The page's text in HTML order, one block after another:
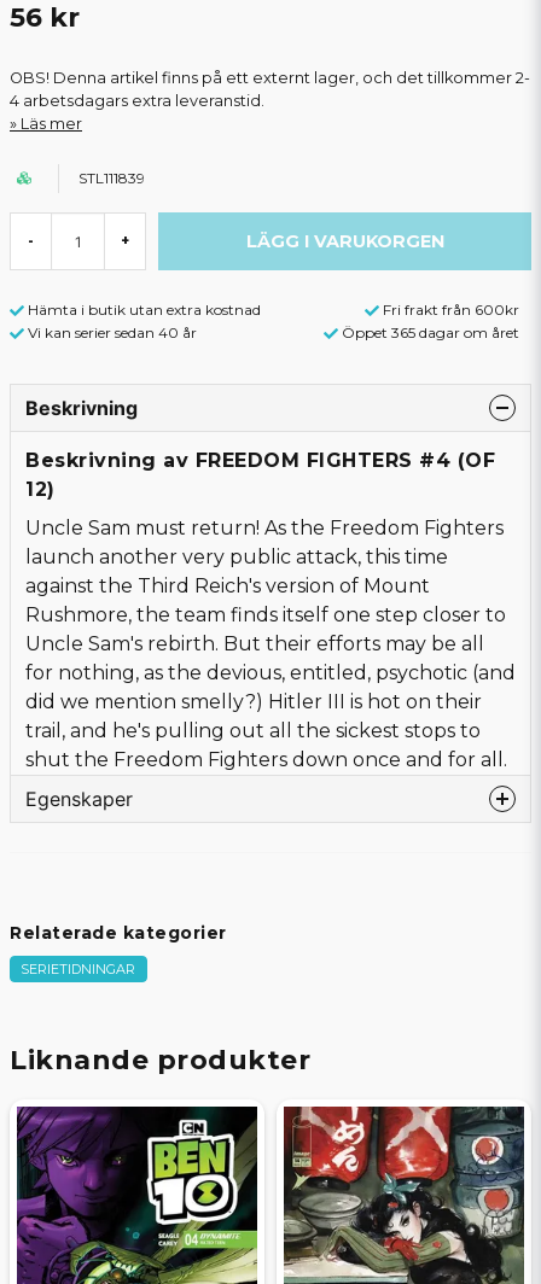
56 kr
OBS! Denna artikel finns på ett externt lager, och det tillkommer 2-
4 arbetsdagars extra leveranstid.
Läs mer
STL111839
- + LÄGG I VARUKORGEN
Hämta i butik utan extra kostnad
Fri frakt från 600kr
Vi kan serier sedan 40 år
Öppet 365 dagar om året
Beskrivning
Beskrivning av FREEDOM FIGHTERS #4 (OF
12)
Uncle Sam must return! As the Freedom Fighters
launch another very public attack, this time
against the Third Reich's version of Mount
Rushmore, the team finds itself one step closer to
Uncle Sam's rebirth. But their efforts may be all
for nothing, as the devious, entitled, psychotic (and
did we mention smelly?) Hitler III is hot on their
trail, and he's pulling out all the sickest stops to
shut the Freedom Fighters down once and for all.
Egenskaper
Tecknare
Omslagstecknare
Relaterade kategorier
SERIETIDNINGAR
Liknande produkter